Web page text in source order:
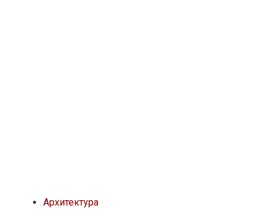
Архитектура